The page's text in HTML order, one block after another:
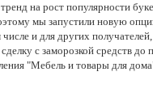
на рост популярности
мы запустили новую
и для других
с заморозкой средств до
"Мебель и товары для